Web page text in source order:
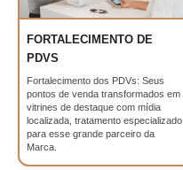
FORTALECIMENTO DE
PDVS
Fortalecimento dos PDVs: Seus
pontos de venda transformados em
vitrines de destaque com mídia
localizada, tratamento especializado
para esse grande parceiro da
Marca.